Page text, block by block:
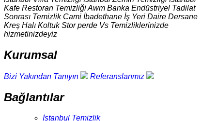
Kafe Restoran Temizliği Awm Banka Endüstriyel Tadilat
Sonrası Temizlik Cami İbadethane İş Yeri Daire Dersane
Kreş Halı Koltuk Stor perde Vs Temizliklerinizde
hizmetinizdeyiz
Kurumsal
Bizi Yakından Tanıyın Referanslarımız
Bağlantılar
İstanbul Temizlik